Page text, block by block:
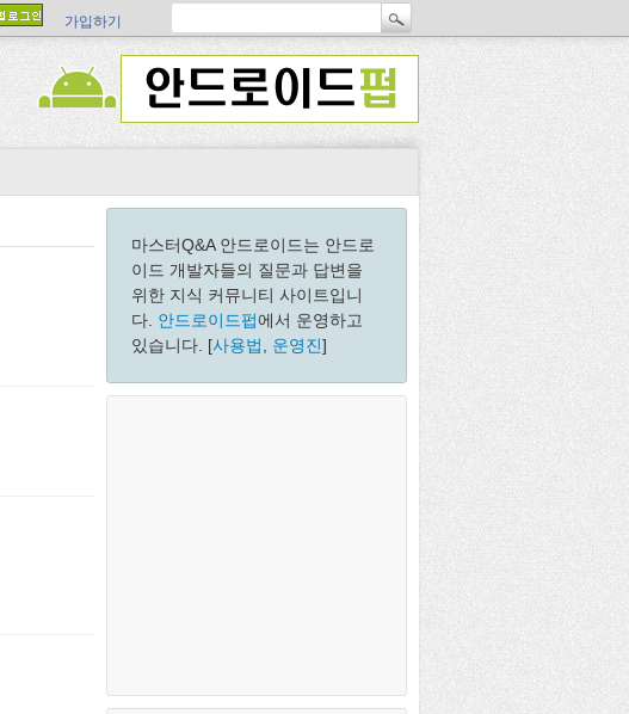
가입하기
마스터Q&A 안드로이드는 안드로
이드 개발자들의 질문과 답변을
위한 지식 커뮤니티 사이트입니
다. 안드로이드펍에서 운영하고
있습니다. [사용법 운영진]